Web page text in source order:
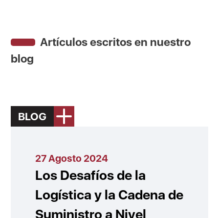
Artículos escritos en nuestro
blog
BLOG
27 Agosto 2024
Los Desafíos de la
Logística y la Cadena de
Suministro a Nivel